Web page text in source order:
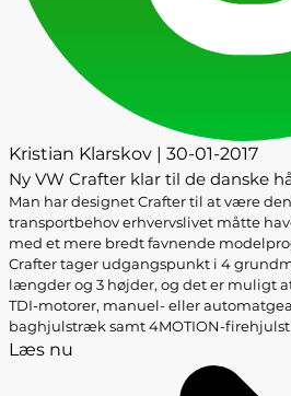
Kristian Klarskov | 30-01-2017
Ny VW Crafter klar til de danske
Man har designet Crafter til at være
transportbehov erhvervslivet måtte
med et mere bredt favnende
Crafter tager udgangspunkt i 4
længder og 3 højder, og det er muligt
TDI-motorer, manuel- eller
baghjulstræk samt 4MOTION-
Læs nu